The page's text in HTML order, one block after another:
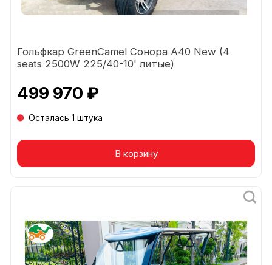
Гольфкар GreenCamel Сонора A40 New (4
seats 2500W 225/40-10' литые)
499 970 ₽
Осталась 1 штука
В корзину